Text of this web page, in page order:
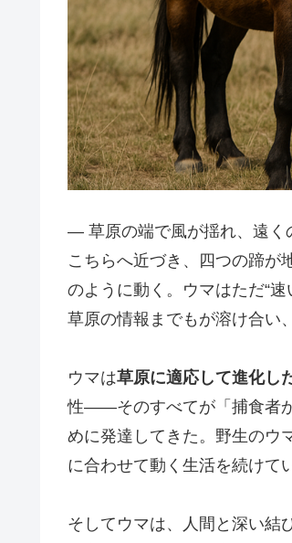
― 草原の端で風が揺れ、遠く
こちらへ近づき、四つの蹄が
のように動く。ウマはただ“
草原の情報までもが溶け合い
ウマは草原に適応して進化し
性――そのすべてが「捕食者
めに発達してきた。野生のウ
に合わせて動く生活を続けて
そしてウマは、人間と深い結